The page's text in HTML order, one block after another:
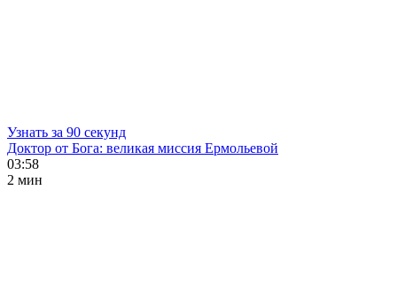
Узнать за 90 секунд
Доктор от Бога: великая миссия Ермольевой
03:58
2 мин